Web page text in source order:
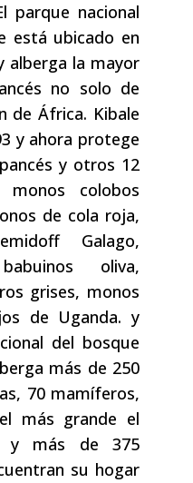
parque nacional
está ubicado en
alberga la mayor
no solo de
de África. Kibale
y ahora protege
y otros 12
colobos
de cola roja,
Galago,
oliva,
grises, monos
de Uganda. y
del bosque
más de 250
70 mamíferos,
más grande el
y más de 375
su hogar